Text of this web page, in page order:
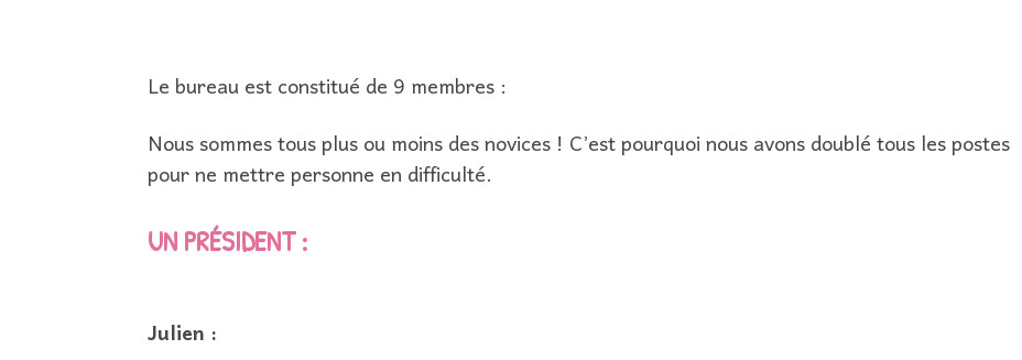
Le bureau est constitué de 9 membres :
Nous sommes tous plus ou moins des novices ! C’est pourquoi nous avons doublé tous les postes
pour ne mettre personne en difficulté.
UN PRÉSIDENT :
Julien :